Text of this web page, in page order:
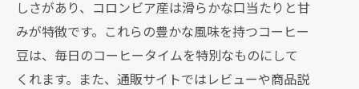
しさがあり、コロンビア産は滑らかな口当たりと甘
みが特徴です。これらの豊かな風味を持つコーヒー
豆は、毎日のコーヒータイムを特別なものにして
くれます。また、通販サイトではレビューや商品説